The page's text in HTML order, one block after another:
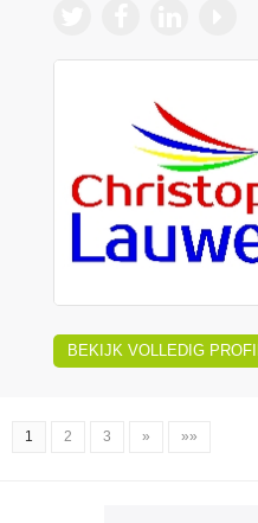
BEKIJK VOLLEDIG
1 2 3 » »»